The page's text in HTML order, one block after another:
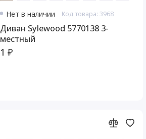
Нет в наличии Код товара: 3968
Диван Sylewood 5770138 3-
местный
1 ₽